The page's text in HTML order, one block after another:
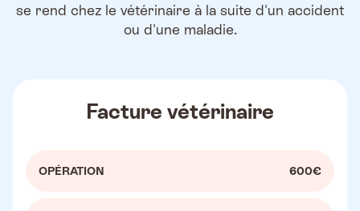
se rend chez le vétérinaire à la suite d'un accident
ou d'une maladie.
Facture vétérinaire
OPÉRATION 600€